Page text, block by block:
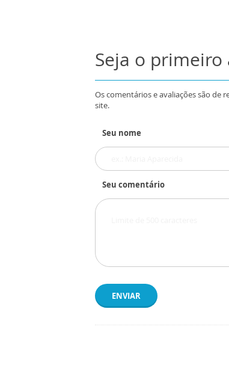
Seja o
Os comentários e avaliações são de
site.
Seu nome
Seu comentário
ENVIAR